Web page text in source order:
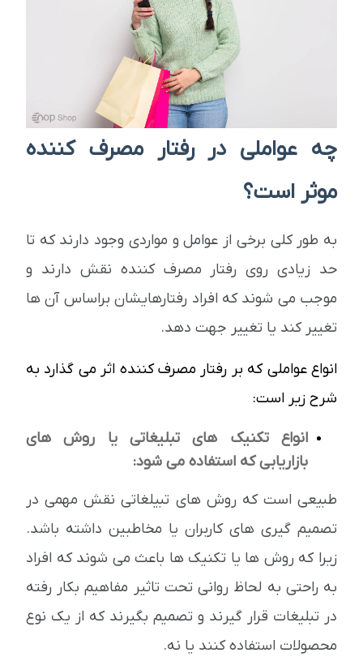
چه عواملی در رفتار مصرف کننده
موثر است؟
به طور کلی برخی از عوامل و مواردی وجود دارند که تا
حد زیادی روی رفتار مصرف کننده نقش دارند و
موجب می شوند که افراد رفتارهایشان براساس آن ها
تغییر کند یا تغییر جهت دهد.
انواع عواملی که بر رفتار مصرف کننده اثر می گذارد به
شرح زیر است:
انواع تکنیک های تبلیغاتی یا روش های
بازاریابی که استفاده می شود:
طبیعی است که روش های تبیلغاتی نقش مهمی در
تصمیم گیری های کاربران یا مخاطبین داشته باشد.
زیرا که روش ها یا تکنیک ها باعث می شوند که افراد
به راحتی به لحاظ روانی تحت تاثیر مفاهیم بکار رفته
در تبلیغات قرار گیرند و تصمیم بگیرند که از یک نوع
محصولات استفاده کنند یا نه.